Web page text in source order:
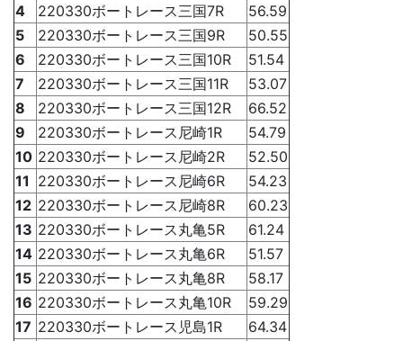
4
220330ボートレース三国7R
56.59
5
220330ボートレース三国9R
50.55
6
220330ボートレース三国10R
51.54
7
220330ボートレース三国11R
53.07
8
220330ボートレース三国12R
66.52
9
220330ボートレース尼崎1R
54.79
10 220330ボートレース尼崎2R
52.50
11 220330ボートレース尼崎6R
54.23
12 220330ボートレース尼崎8R
60.23
13 220330ボートレース丸亀5R
61.24
14 220330ボートレース丸亀6R
51.57
15 220330ボートレース丸亀8R
58.17
16 220330ボートレース丸亀10R
59.29
17 220330ボートレース児島1R
64.34